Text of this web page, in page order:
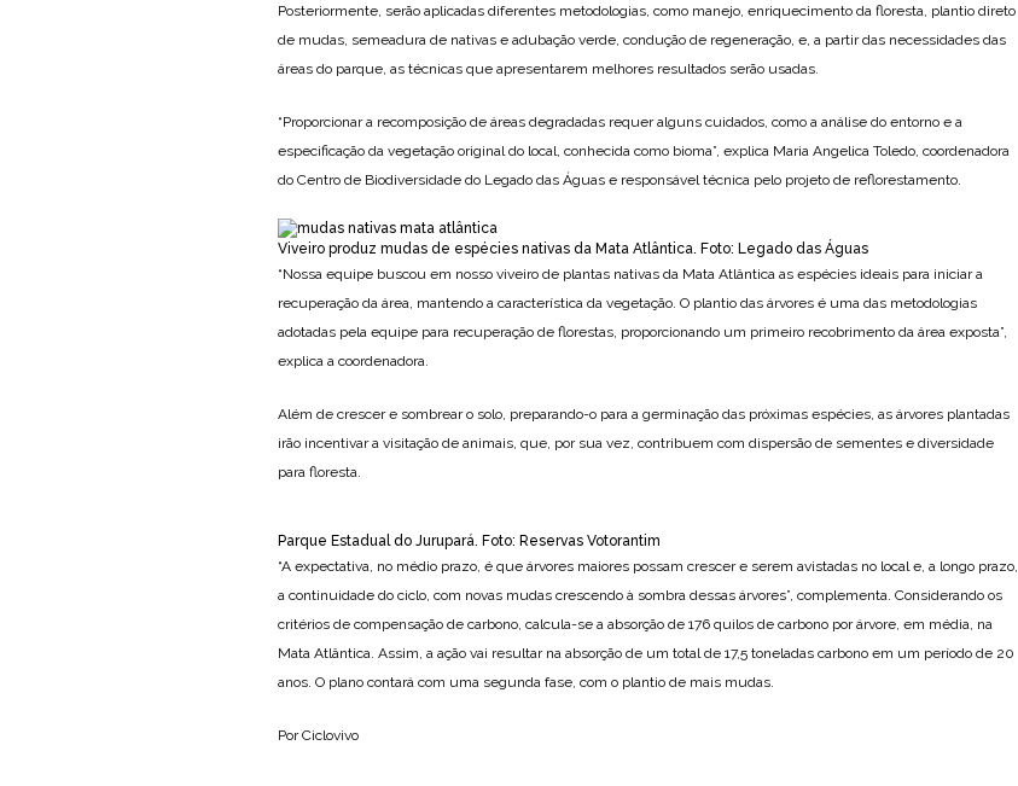
Posteriormente, serão aplicadas diferentes metodologias, como manejo, enriquecimento da floresta, plantio direto
de mudas, semeadura de nativas e adubação verde, condução de regeneração, e, a partir das necessidades das
áreas do parque, as técnicas que apresentarem melhores resultados serão usadas.
“Proporcionar a recomposição de áreas degradadas requer alguns cuidados, como a análise do entorno e a
especificação da vegetação original do local, conhecida como bioma”, explica Maria Angelica Toledo, coordenadora
do Centro de Biodiversidade do Legado das Águas e responsável técnica pelo projeto de reflorestamento.
Viveiro produz mudas de espécies nativas da Mata Atlântica. Foto: Legado das Águas
“Nossa equipe buscou em nosso viveiro de plantas nativas da Mata Atlântica as espécies ideais para iniciar a
recuperação da área, mantendo a característica da vegetação. O plantio das árvores é uma das metodologias
adotadas pela equipe para recuperação de florestas, proporcionando um primeiro recobrimento da área exposta”,
explica a coordenadora.
Além de crescer e sombrear o solo, preparando-o para a germinação das próximas espécies, as árvores plantadas
irão incentivar a visitação de animais, que, por sua vez, contribuem com dispersão de sementes e diversidade
para floresta.
Parque Estadual do Jurupará. Foto: Reservas Votorantim
“A expectativa, no médio prazo, é que árvores maiores possam crescer e serem avistadas no local e, a longo prazo,
a continuidade do ciclo, com novas mudas crescendo à sombra dessas árvores”, complementa. Considerando os
critérios de compensação de carbono, calcula-se a absorção de 176 quilos de carbono por árvore, em média, na
Mata Atlântica. Assim, a ação vai resultar na absorção de um total de 17,5 toneladas carbono em um período de 20
anos. O plano contará com uma segunda fase, com o plantio de mais mudas.
Por Ciclovivo